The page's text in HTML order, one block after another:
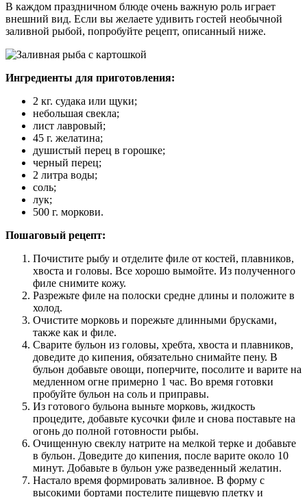
В каждом праздничном блюде очень важную роль играет
внешний вид. Если вы желаете удивить гостей необычной
заливной рыбой, попробуйте рецепт, описанный ниже.
Ингредиенты для приготовления:
2 кг. судака или щуки;
небольшая свекла;
лист лавровый;
45 г. желатина;
душистый перец в горошке;
черный перец;
2 литра воды;
соль;
лук;
500 г. моркови.
Пошаговый рецепт:
Почистите рыбу и отделите филе от костей, плавников,
хвоста и головы. Все хорошо вымойте. Из полученного
филе снимите кожу.
Разрежьте филе на полоски средне длины и положите в
холод.
Очистите морковь и порежьте длинными брусками,
также как и филе.
Сварите бульон из головы, хребта, хвоста и плавников,
доведите до кипения, обязательно снимайте пену. В
бульон добавьте овощи, поперчите, посолите и варите на
медленном огне примерно 1 час. Во время готовки
пробуйте бульон на соль и приправы.
Из готового бульона выньте морковь, жидкость
процедите, добавьте кусочки филе и снова поставьте на
огонь до полной готовности рыбы.
Очищенную свеклу натрите на мелкой терке и добавьте
в бульон. Доведите до кипения, после варите около 10
минут. Добавьте в бульон уже разведенный желатин.
Настало время формировать заливное. В форму с
высокими бортами постелите пищевую плетку и